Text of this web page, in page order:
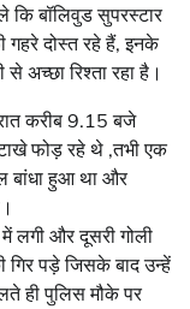
बॉलिवुड सुपरस्टार
गहरे दोस्त रहे हैं, इनके
अच्छा रिश्ता रहा है।
रात करीब 9.15 बजे
फोड़ रहे थे ,तभी एक
बांधा हुआ था और
लगी और दूसरी गोली
गिर पड़े जिसके बाद उन्हें
ही पुलिस मौके पर